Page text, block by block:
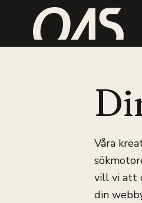
Våra
vill vi att
din